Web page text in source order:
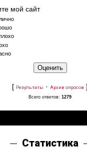
мой сайт
[ Результаты · Архив опросов ]
Всего ответов: 1279
Статистика